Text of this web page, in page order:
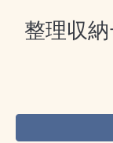
整理収